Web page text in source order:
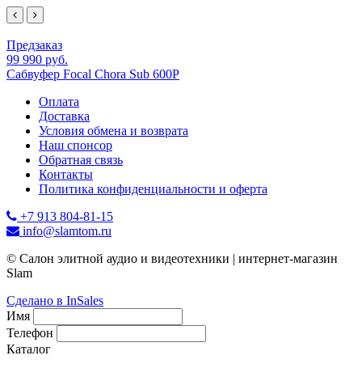
Предзаказ
99 990 руб.
Сабвуфер Focal Chora Sub 600P
Оплата
Доставка
Условия обмена и возврата
Наш спонсор
Обратная связь
Контакты
Политика конфиденциальности и оферта
+7 913 804-81-15
info@slamtom.ru
© Салон элитной аудио и видеотехники | интернет-магазин
Slam
Сделано в InSales
Имя
Телефон
Каталог